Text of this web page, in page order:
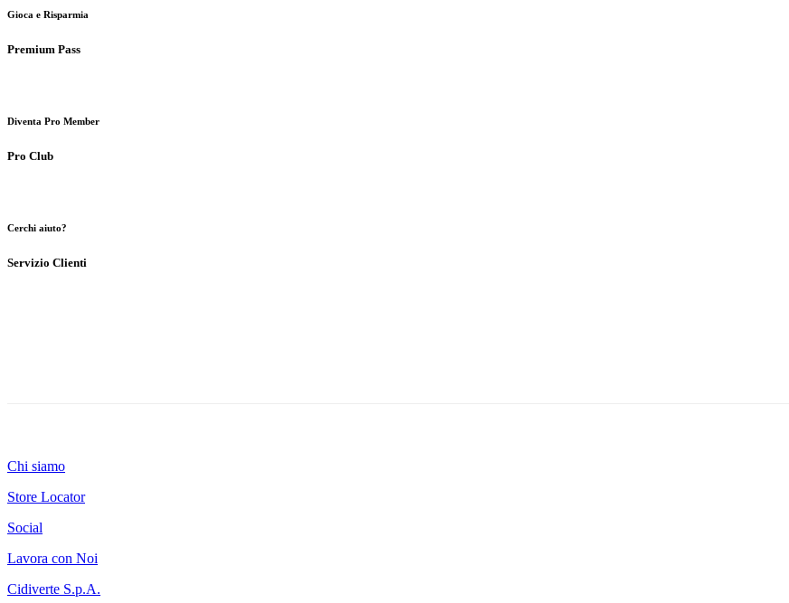
Gioca e Risparmia
Premium Pass
Diventa Pro Member
Pro Club
Cerchi aiuto?
Servizio Clienti
Chi siamo
Store Locator
Social
Lavora con Noi
Cidiverte S.p.A.